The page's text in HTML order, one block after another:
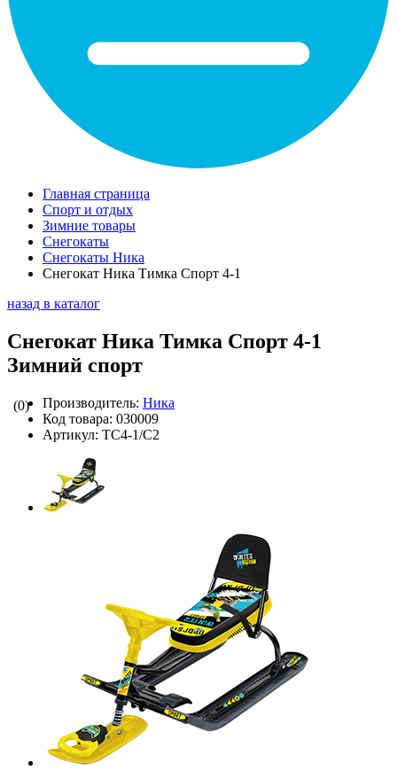
Главная страница
Спорт и отдых
Зимние товары
Снегокаты
Снегокаты Ника
Снегокат Ника Тимка Спорт 4-1
назад в каталог
Снегокат Ника Тимка Спорт 4-1
Зимний спорт
(0) Производитель: Ника
Код товара: 030009
Артикул: ТС4-1/С2